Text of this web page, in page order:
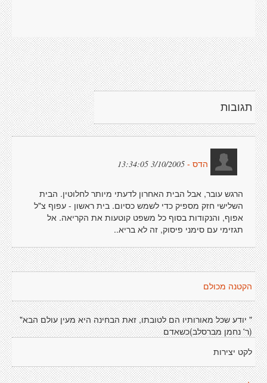
תגובות
הדס - 3/10/2005 13:34:05
הרגש עובר, אבל הבית האחרון לדעתי מיותר לחלוטין. הבית
השלישי חזק מספיק כדי לשמש כסיום. בית ראשון - עפוף צ"ל
אפוף, והנקודות בסוף כל משפט קוטעות את הקריאה. אל
תגזימי עם סימני פיסוק, זה לא בריא..
הקטנה מכולם
" יודע שכל מאורותיו הם לטובתו, זאת הבחינה היא מעין עולם הבא"
(ר' נחמן מברסלב)כשאדם
לקט יצירות